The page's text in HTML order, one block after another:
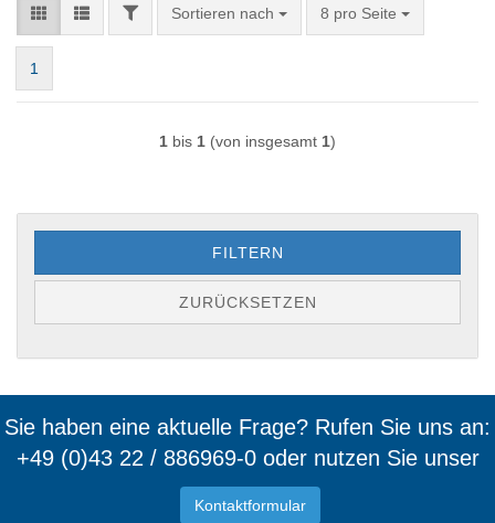
FILTERSortieren nach
Sortieren nach 8 pro Seite
pro Seite
1
1 bis 1 (von insgesamt 1)
FILTERN
ZURÜCKSETZEN
Sie haben eine aktuelle Frage? Rufen Sie uns an:
+49 (0)43 22 / 886969-0 oder nutzen Sie unser
Kontaktformular